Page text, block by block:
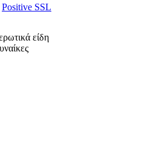
Positive SSL
είδη